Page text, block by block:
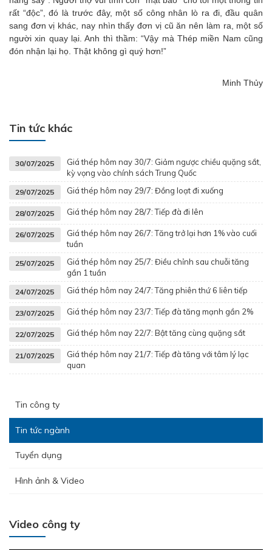
rất “độc”, đó là trước đây, một số công nhân lò ra đi, đầu quân
sang đơn vị khác, nay nhìn thấy đơn vị cũ ăn nên làm ra, một số
người xin quay lại. Anh thì thầm: “Vậy mà Thép miền Nam cũng
đón nhận lại họ. Thật không gì quý hơn!”
Minh Thủy
Tin tức khác
30/07/2025
Giá thép hôm nay 30/7: Giảm ngược chiều quặng sắt,
kỳ vọng vào chính sách Trung Quốc
29/07/2025 Giá thép hôm nay 29/7: Đồng loạt đi xuống
28/07/2025 Giá thép hôm nay 28/7: Tiếp đà đi lên
26/07/2025
Giá thép hôm nay 26/7: Tăng trở lại hơn 1% vào cuối
tuần
25/07/2025
Giá thép hôm nay 25/7: Điều chỉnh sau chuỗi tăng
gần 1 tuần
24/07/2025 Giá thép hôm nay 24/7: Tăng phiên thứ 6 liên tiếp
23/07/2025 Giá thép hôm nay 23/7: Tiếp đà tăng mạnh gần 2%
22/07/2025 Giá thép hôm nay 22/7: Bật tăng cùng quặng sắt
21/07/2025
Giá thép hôm nay 21/7: Tiếp đà tăng với tâm lý lạc
quan
Tin công ty
Tin tức ngành
Tuyển dụng
Hình ảnh & Video
Video công ty